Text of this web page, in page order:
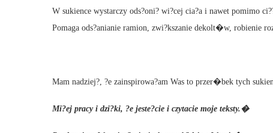
W sukience wystarczy ods?oni? wi?cej cia?a i nawet pomimo
Pomaga ods?anianie ramion, zwi?kszanie dekolt�w, robienie
Mam nadziej?, ?e zainspirowa?am Was to przer�bek tych
Mi?ej pracy i dzi?ki, ?e jeste?cie i czytacie moje teksty.�